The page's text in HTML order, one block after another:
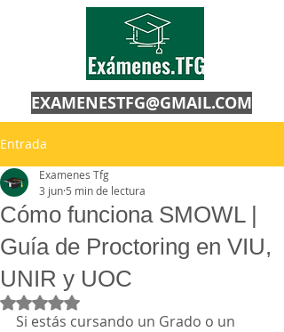
EXAMENESTFG@GMAIL.COM
Entrada
Cómo funciona SMOWL |
Guía de Proctoring en VIU,
UNIR y UOC
Examenes Tfg
3 jun 5 min de lectura
Obtuvo NaN de 5 estrellas.
Si estás cursando un Grado o un